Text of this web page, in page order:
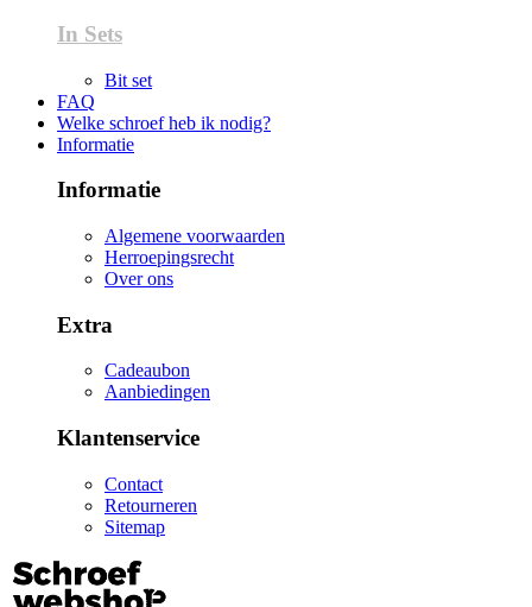
In Sets
Bit set
FAQ
Welke schroef heb ik nodig?
Informatie
Informatie
Algemene voorwaarden
Herroepingsrecht
Over ons
Extra
Cadeaubon
Aanbiedingen
Klantenservice
Contact
Retourneren
Sitemap